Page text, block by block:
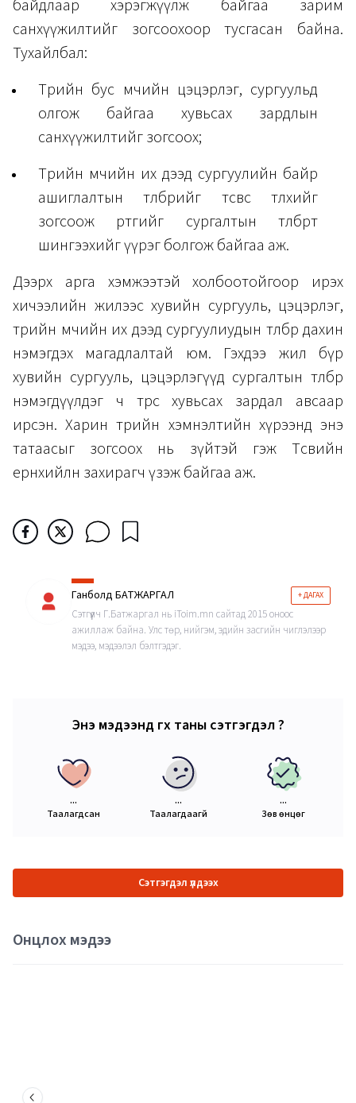
байдлаар хэрэгжүүлж байгаа зарим
санхүүжилтийг зогсоохоор тусгасан байна.
Тухайлбал:
Төрийн бус өмчийн цэцэрлэг, сургуульд
олгож байгаа хувьсах зардлын
санхүүжилтийг зогсоох;
Төрийн өмчийн их дээд сургуулийн байр
ашиглалтын төлбөрийг төсвөөс төлөхийг
зогсоож өртгийг сургалтын төлбөрт
шингээхийг үүрэг болгож байгаа аж.
Дээрх арга хэмжээтэй холбоотойгоор ирэх
хичээлийн жилээс хувийн сургууль, цэцэрлэг,
төрийн өмчийн их дээд сургуулиудын төлбөр дахин
нэмэгдэх магадлалтай юм. Гэхдээ жил бүр
хувийн сургууль, цэцэрлэгүүд сургалтын төлбөрөө
нэмэгдүүлдэг ч төрөөс хувьсах зардал авсаар
ирсэн. Харин төрийн хэмнэлтийн хүрээнд энэ
татаасыг зогсоох нь зүйтэй гэж Төсвийн
ерөнхийлөн захирагч үзэж байгаа аж.
Ганболд БАТЖАРГАЛ + ДАГАХ
Сэтгүүлч Г.Батжаргал нь iToim.mn сайтад 2015 оноос
ажиллаж байна. Улс төр, нийгэм, эдийн засгийн чиглэлээр
мэдээ, мэдээлэл бэлтгэдэг.
Энэ мэдээнд өгөх таны сэтгэгдэл ?
...
Таалагдсан
...
Таалагдаагүй
...
Зөв өнцөг
Сэтгэгдэл үлдээх
Онцлох мэдээ